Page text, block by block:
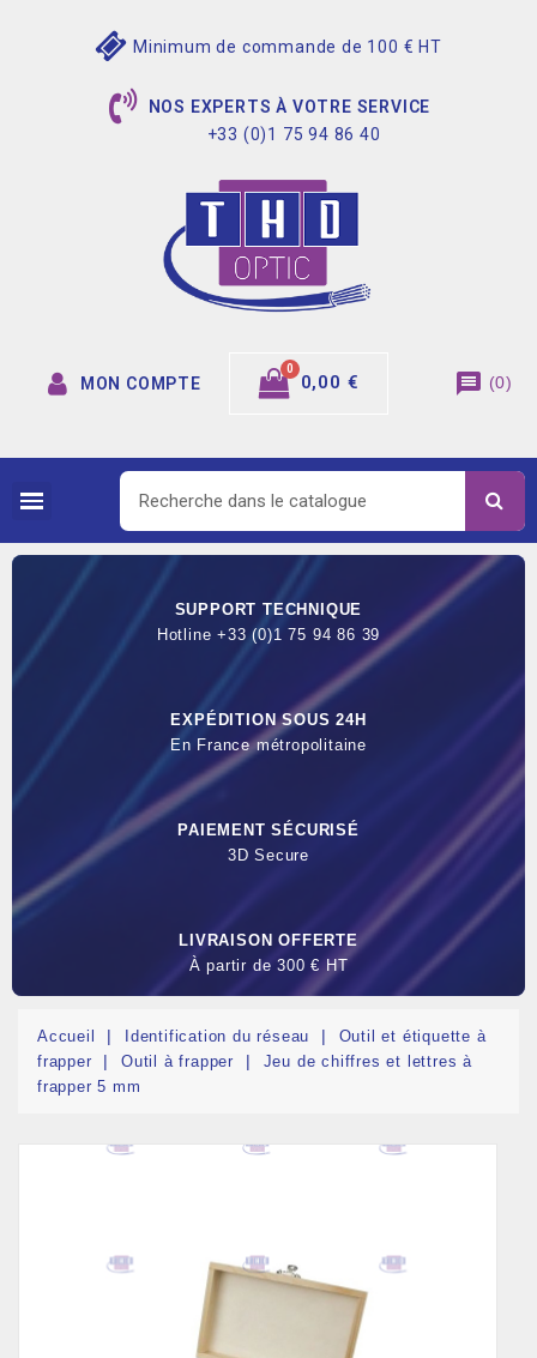
Minimum de commande de 100 € HT
NOS EXPERTS À VOTRE SERVICE
+33 (0)1 75 94 86 40
MON COMPTE 0,00 € message (0)
SUPPORT TECHNIQUE
Hotline +33 (0)1 75 94 86 39
EXPÉDITION SOUS 24H
En France métropolitaine
PAIEMENT SÉCURISÉ
3D Secure
LIVRAISON OFFERTE
À partir de 300 € HT
Accueil Identification du réseau
Outil et étiquette à
frapper
Outil à frapper
Jeu de chiffres et lettres à
frapper 5 mm